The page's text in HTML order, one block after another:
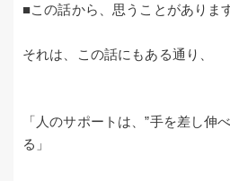
■この話から、思うことがありま
それは、この話にもある通り、
「人のサポートは、”手を差し伸
る」